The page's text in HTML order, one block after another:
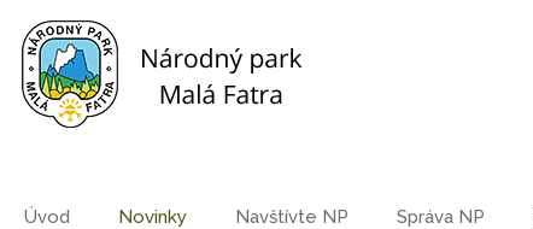
Úvod Novinky Navštívte NP Správa NP